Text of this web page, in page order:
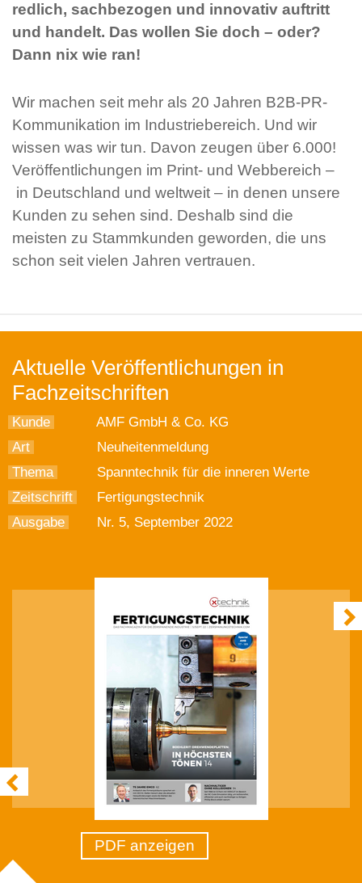
redlich, sachbezogen und innovativ auftritt
und handelt. Das wollen Sie doch – oder?
Dann nix wie ran!
Wir machen seit mehr als 20 Jahren B2B-PR-
Kommunikation im Industriebereich. Und wir
wissen was wir tun. Davon zeugen über 6.000!
Veröffentlichungen im Print- und Webbereich –
in Deutschland und weltweit – in denen unsere
Kunden zu sehen sind. Deshalb sind die
meisten zu Stammkunden geworden, die uns
schon seit vielen Jahren vertrauen.
Aktuelle Veröffentlichungen in
Fachzeitschriften
Kunde
AMF GmbH & Co. KG
Art
Neuheitenmeldung
Thema
Spanntechnik für die inneren Werte
Zeitschrift
Fertigungstechnik
Ausgabe
Nr. 5, September 2022
PDF anzeigen